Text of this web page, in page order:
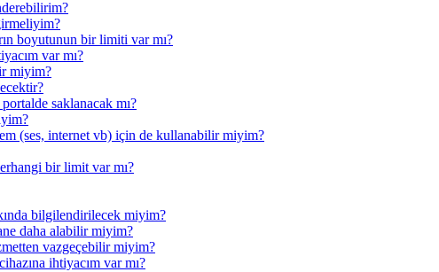
boyutunun bir limiti var mı?
var mı?
miyim?
saklanacak mı?
(ses, internet vb) için de kullanabilir miyim?
bir limit var mı?
bilgilendirilecek miyim?
daha alabilir miyim?
vazgeçebilir miyim?
ihtiyacım var mı?